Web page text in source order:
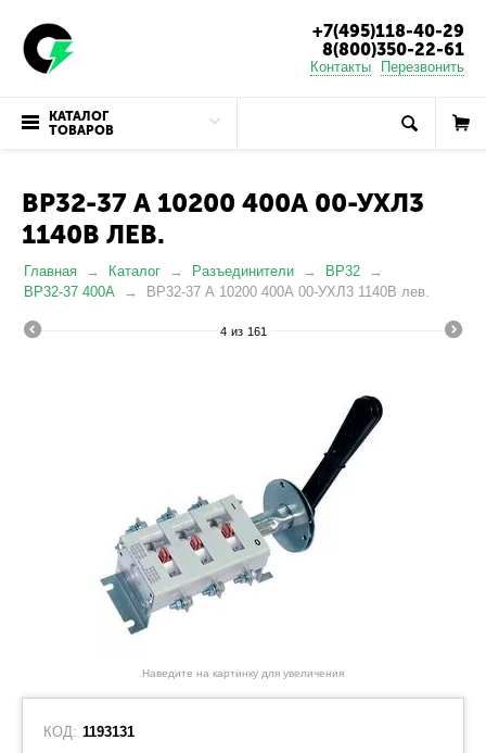
+7(495)118-40-29
8(800)350-22-61
Контакты Перезвонить
КАТАЛОГ
ТОВАРОВ
ВР32-37 А 10200 400А 00-УХЛ3
1140В ЛЕВ.
Главная Каталог Разъединители
ВР32
ВР32-37 400А
ВР32-37 А 10200 400А 00-УХЛ3 1140В лев.
4 из 161
Наведите на картинку для увеличения
КОД: 1193131